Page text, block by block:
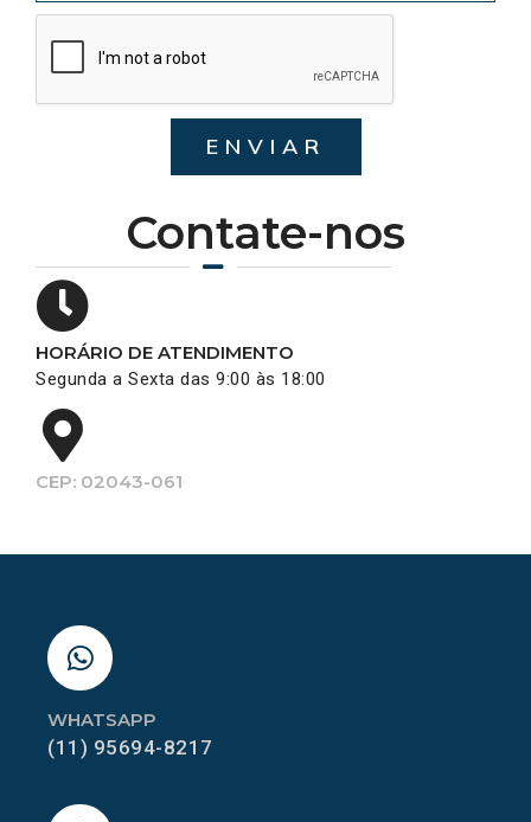
Contate-nos
HORÁRIO DE ATENDIMENTO
Segunda a Sexta das 9:00 às 18:00
CEP: 02043-061
ENVIAR
WHATSAPP
(11) 95694-8217